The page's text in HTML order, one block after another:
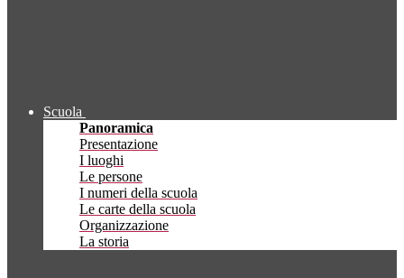
Scuola
Panoramica
Presentazione
I luoghi
Le persone
I numeri della scuola
Le carte della scuola
Organizzazione
La storia